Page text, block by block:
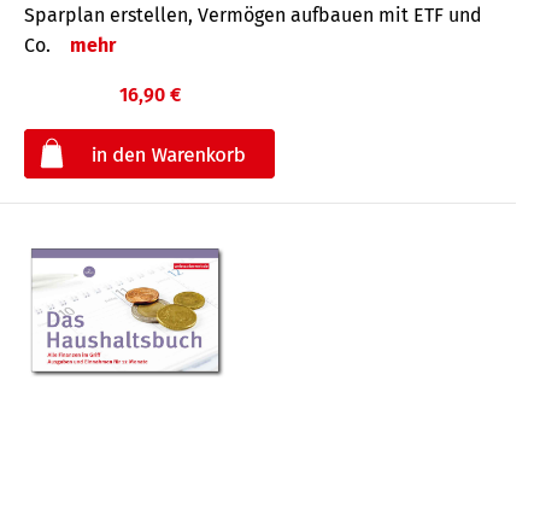
Sparplan erstellen, Vermögen aufbauen mit ETF und
Co.
mehr
16,90 €